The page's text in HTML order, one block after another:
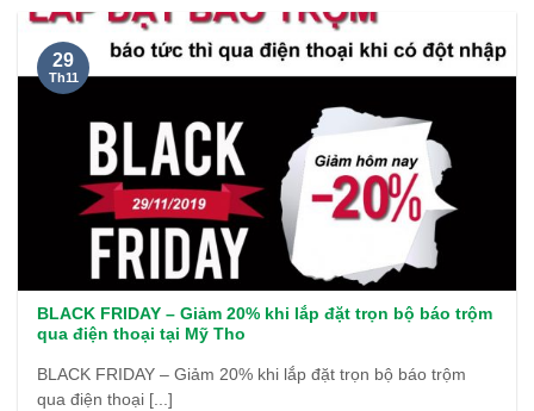
BLACK FRIDAY – Giảm 20% khi lắp đặt trọn bộ báo trộm
qua điện thoại tại Mỹ Tho
BLACK FRIDAY – Giảm 20% khi lắp đặt trọn bộ báo trộm
qua điện thoại [...]
29
Th11